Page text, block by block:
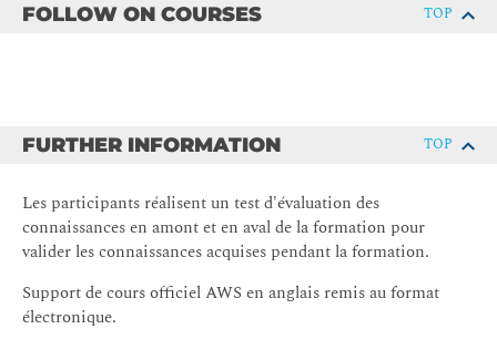
FOLLOW ON COURSES TOP
FURTHER INFORMATION TOP
Les participants réalisent un test d'évaluation des
connaissances en amont et en aval de la formation pour
valider les connaissances acquises pendant la formation.
Support de cours officiel AWS en anglais remis au format
électronique.